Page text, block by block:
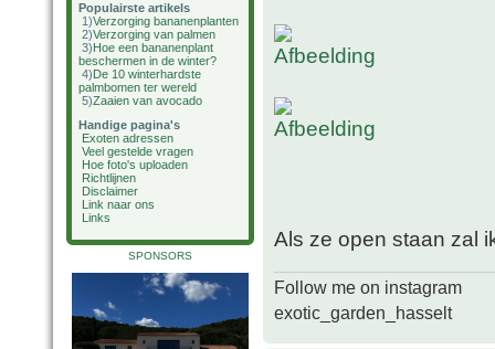
Populairste artikels
1)Verzorging bananenplanten
2)Verzorging van palmen
3)Hoe een bananenplant
beschermen in de winter?
4)De 10 winterhardste
palmbomen ter wereld
5)Zaaien van avocado
Handige pagina's
Exoten adressen
Veel gestelde vragen
Hoe foto's uploaden
Richtlijnen
Disclaimer
Link naar ons
Links
SPONSORS
Als ze open staan zal
Follow me on instagram
exotic_garden_hasselt